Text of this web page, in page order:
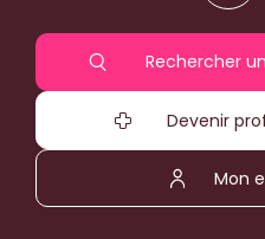
Rechercher
Devenir
Mon